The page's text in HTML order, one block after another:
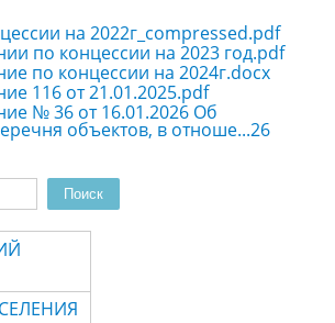
на 2022г_compressed.pdf
по концессии на 2023 год.pdf
по концессии на 2024г.docx
116 от 21.01.2025.pdf
№ 36 от 16.01.2026 Об
объектов, в отноше...26